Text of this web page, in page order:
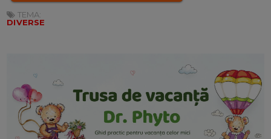
TEMA:
DIVERSE